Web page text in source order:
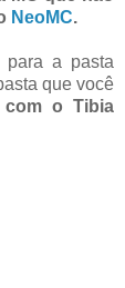
NeoMC.
para a pasta
que você
com o Tibia